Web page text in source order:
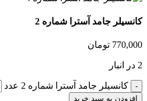
کانسیلر جامد آسترا شماره 2
770,000 تومان
2 در انبار
کانسیلر جامد آسترا شماره 2 عدد
افزودن به سبد خرید